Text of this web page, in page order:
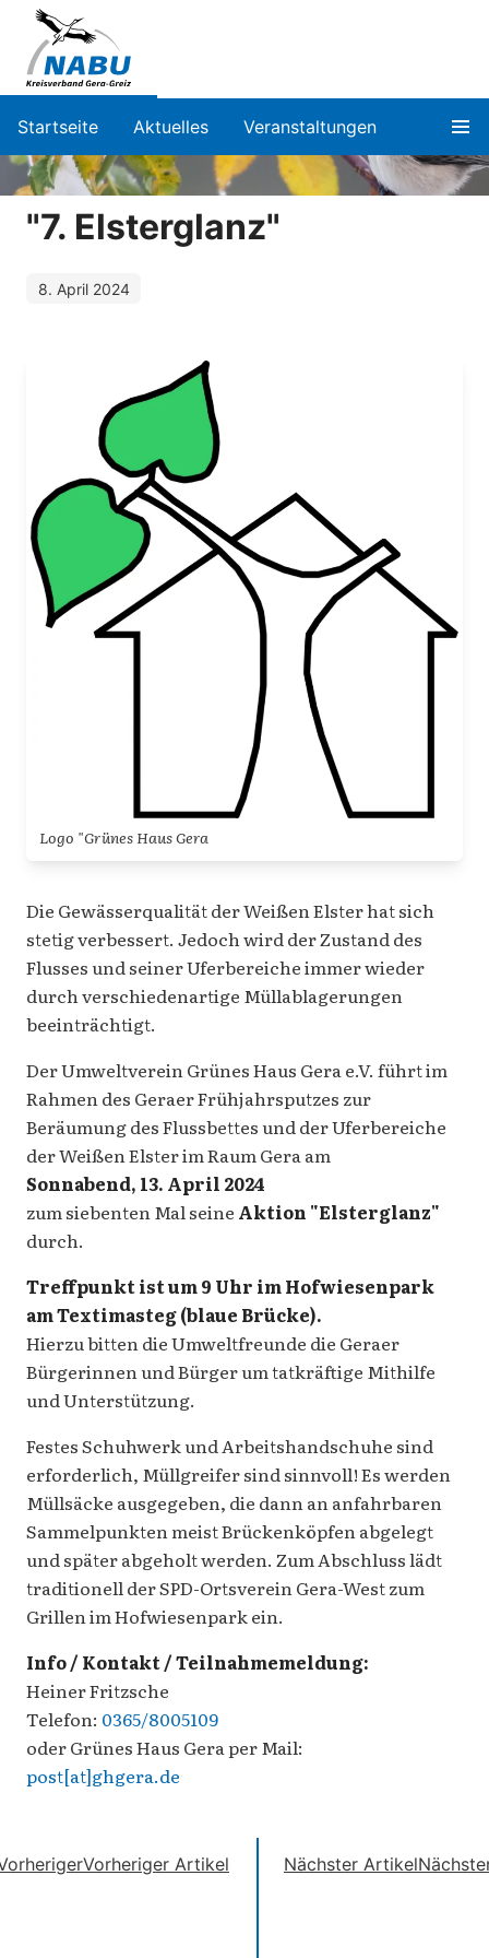
Startseite Aktuelles Veranstaltungen
"7. Elsterglanz"
8. April 2024
Logo "Grünes Haus Gera
Die Gewässerqualität der Weißen Elster hat sich
stetig verbessert. Jedoch wird der Zustand des
Flusses und seiner Uferbereiche immer wieder
durch verschiedenartige Müllablagerungen
beeinträchtigt.
Der Umweltverein Grünes Haus Gera e.V. führt im
Rahmen des Geraer Frühjahrsputzes zur
Beräumung des Flussbettes und der Uferbereiche
der Weißen Elster im Raum Gera am
Sonnabend, 13. April 2024
zum siebenten Mal seine Aktion "Elsterglanz"
durch.
Treffpunkt ist um 9 Uhr im Hofwiesenpark
am Textimasteg (blaue Brücke).
Hierzu bitten die Umweltfreunde die Geraer
Bürgerinnen und Bürger um tatkräftige Mithilfe
und Unterstützung.
Festes Schuhwerk und Arbeitshandschuhe sind
erforderlich, Müllgreifer sind sinnvoll! Es werden
Müllsäcke ausgegeben, die dann an anfahrbaren
Sammelpunkten meist Brückenköpfen abgelegt
und später abgeholt werden. Zum Abschluss lädt
traditionell der SPD-Ortsverein Gera-West zum
Grillen im Hofwiesenpark ein.
Info / Kontakt / Teilnahmemeldung:
Heiner Fritzsche
Telefon: 0365/8005109
oder Grünes Haus Gera per Mail:
post[at]ghgera.de
Vorheriger Artikel Nächster Artikel